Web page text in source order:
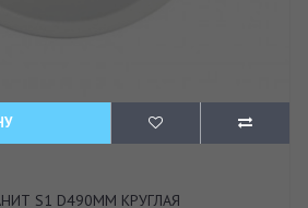
S1 D490ММ КРУГЛАЯ